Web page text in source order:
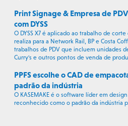
Print Signage & Empresa de
com DYSS
O DYSS X7 é aplicado ao trabalho de
realiza para a Network Rail, BP e Costa
trabalhos de PDV que incluem unidades
Curry's e outros pontos de venda de
PPFS escolhe o CAD de
padrão da indústria
O KASEMAKE é o software líder em
reconhecido como o padrão da indústria